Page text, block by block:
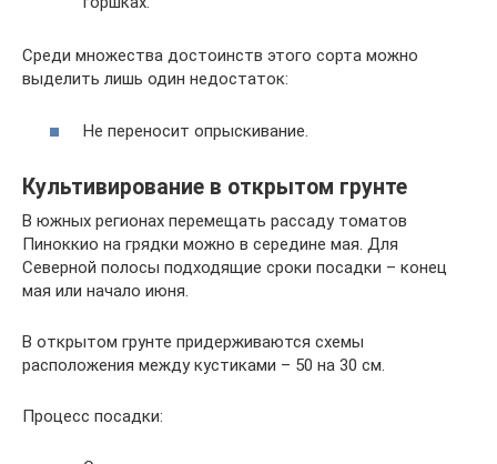
Среди множества достоинств этого сорта можно
выделить лишь один недостаток:
Не переносит опрыскивание.
Культивирование в открытом грунте
В южных регионах перемещать рассаду томатов
Пиноккио на грядки можно в середине мая. Для
Северной полосы подходящие сроки посадки – конец
мая или начало июня.
В открытом грунте придерживаются схемы
расположения между кустиками – 50 на 30 см.
Процесс посадки: